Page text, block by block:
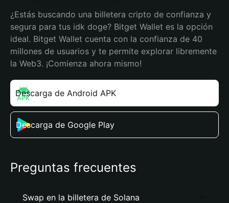
¿Estás buscando una billetera cripto de confianza y
segura para tus idk doge? Bitget Wallet es la opción
ideal. Bitget Wallet cuenta con la confianza de 40
millones de usuarios y te permite explorar libremente
la Web3. ¡Comienza ahora mismo!
Descarga de Android APK
Descarga de Google Play
Preguntas frecuentes
Swap en la billetera de Solana